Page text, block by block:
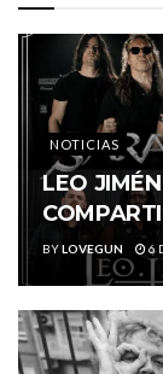
NOTICIAS
LEO
BYLOVEGUN 6